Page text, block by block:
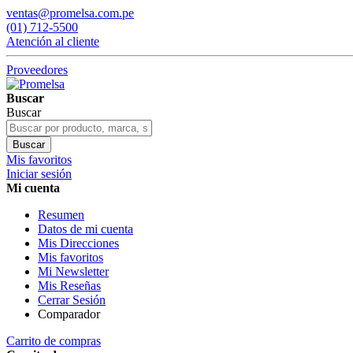
ventas@promelsa.com.pe
(01) 712-5500
Atención al cliente
Proveedores
Buscar
Buscar
Buscar
Mis favoritos
Iniciar sesión
Mi cuenta
Resumen
Datos de mi cuenta
Mis Direcciones
Mis favoritos
Mi Newsletter
Mis Reseñas
Cerrar Sesión
Comparador
Carrito de compras